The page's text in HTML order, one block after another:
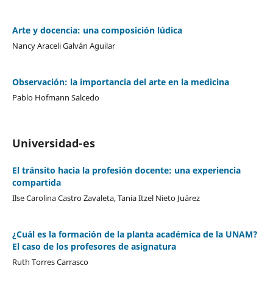
Arte y docencia: una composición lúdica
Nancy Araceli Galván Aguilar
Observación: la importancia del arte en la medicina
Pablo Hofmann Salcedo
Universidad-es
El tránsito hacia la profesión docente: una experiencia
compartida
Ilse Carolina Castro Zavaleta, Tania Itzel Nieto Juárez
¿Cuál es la formación de la planta académica de la UNAM?
El caso de los profesores de asignatura
Ruth Torres Carrasco